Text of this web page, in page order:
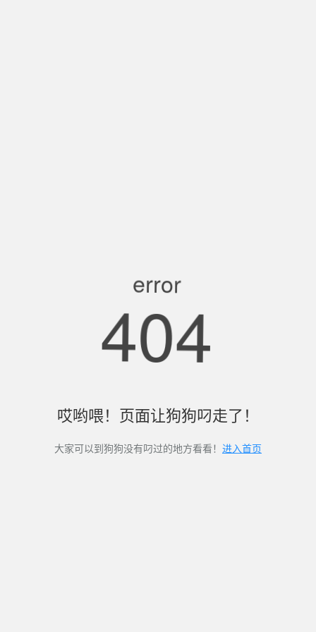
error
404
哎哟喂！页面让狗狗叼走了！
大家可以到狗狗没有叼过的地方看看！ 进入首页